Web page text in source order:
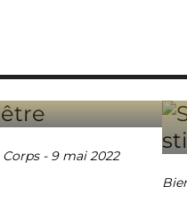
Corps- 9 mai 2022